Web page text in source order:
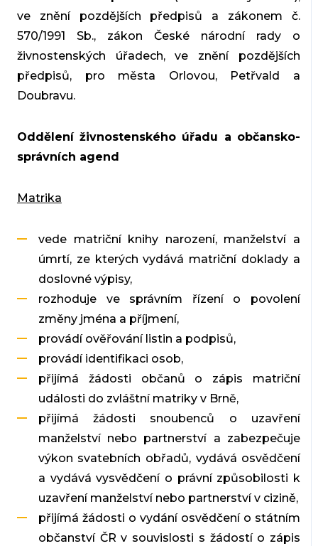
ve znění pozdějších předpisů a zákonem č.
570/1991 Sb., zákon České národní rady o
živnostenských úřadech, ve znění pozdějších
předpisů, pro města Orlovou, Petřvald a
Doubravu.
Oddělení živnostenského úřadu a občansko-
správních agend
Matrika
vede matriční knihy narození, manželství a
úmrtí, ze kterých vydává matriční doklady a
doslovné výpisy,
rozhoduje ve správním řízení o povolení
změny jména a příjmení,
provádí ověřování listin a podpisů,
provádí identifikaci osob,
přijímá žádosti občanů o zápis matriční
události do zvláštní matriky v Brně,
přijímá žádosti snoubenců o uzavření
manželství nebo partnerství a zabezpečuje
výkon svatebních obřadů, vydává osvědčení
a vydává vysvědčení o právní způsobilosti k
uzavření manželství nebo partnerství v cizině,
přijímá žádosti o vydání osvědčení o státním
občanství ČR v souvislosti s žádostí o zápis